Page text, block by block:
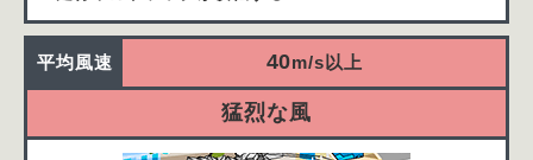
平均風速 40m/s以上
猛烈な風